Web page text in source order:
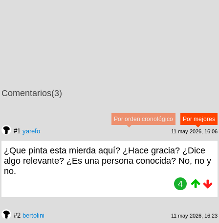
Comentarios(3)
Por mejores
Por orden cronológico
#1 yarefo 11 may 2026, 16:06
¿Que pinta esta mierda aquí? ¿Hace gracia? ¿Dice
algo relevante? ¿Es una persona conocida? No, no y
no.
4
#2 bertolini 11 may 2026, 16:23